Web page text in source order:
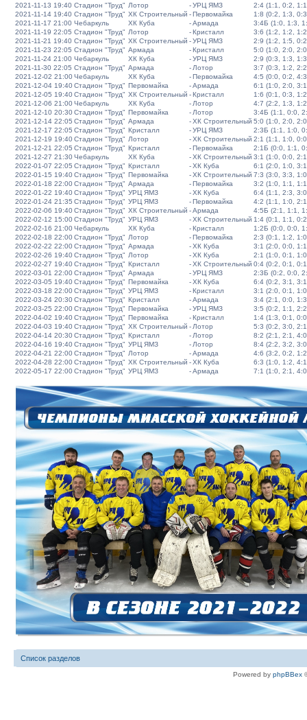
2021-11-13 19:40 Стадион "Труд" Лотор -УРЦ ЯМЗ
2:4 (1:1, 0:2,
2021-11-14 19:40 Стадион "Труд" ХК Строительный -Первомайка
1:8 (0:2, 1:3,
2021-11-17 21:00 Чебаркуль ХК Куба -Армада
3:4Б (1:0, 1:3,
2021-11-19 22:05 Стадион "Труд" Лотор -Кристалл
3:6 (1:2, 1:2,
2021-11-21 19:40 Стадион "Труд" ХК Строительный -УРЦ ЯМЗ
2:9 (1:2, 1:5,
2021-11-23 22:05 Стадион "Труд" Армада -Кристалл
5:0 (1:0, 2:0,
2021-11-24 21:00 Чебаркуль ХК Куба -УРЦ ЯМЗ
2:9 (0:3, 1:3,
2021-11-30 22:05 Стадион "Труд" Армада - Лотор
3:7 (0:3, 1:2,
2021-12-02 21:00Чебаркуль ХК Куба -Первомайка
4:5 (0:0, 0:2,
2021-12-04 19:40Стадион "Труд" Первомайка -Армада
6:1 (1:0, 2:0,
2021-12-05 19:40Стадион "Труд" ХК Строительный -Кристалл
1:6 (0:1, 0:3,
2021-12-06 21:00Чебаркуль ХК Куба - Лотор
4:7 (2:2, 1:3,
2021-12-10 20:30Стадион "Труд" Первомайка - Лотор
3:4Б (1:1, 0:0,
2021-12-14 22:05 Стадион "Труд" Армада -ХК Строительный 5:0 (1:0, 2:0,
2021-12-17 22:05 Стадион "Труд" Кристалл -УРЦ ЯМЗ
2:3Б (1:1, 1:0,
2021-12-19 19:40Стадион "Труд" Лотор -ХК Строительный 2:1 (1:1, 1:0,
2021-12-21 22:05 Стадион "Труд" Кристалл -Первомайка
2:1Б (0:0, 1:1,
2021-12-27 21:30Чебаркуль ХК Куба -ХК Строительный 3:1 (1:0, 0:0,
2022-01-07 22:05 Стадион "Труд" Кристалл -ХК Куба
6:1 (2:0, 1:0,
2022-01-15 19:40Стадион "Труд" Первомайка -ХК Строительный 7:3 (3:0, 3:3,
2022-01-18 22:00Стадион "Труд" Армада -Первомайка
3:2 (1:0, 1:1,
2022-01-22 19:40Стадион "Труд" УРЦ ЯМЗ -ХК Куба
6:4 (1:1, 2:3,
2022-01-24 21:35 Стадион "Труд" УРЦ ЯМЗ -Первомайка
4:2 (1:1, 1:0,
2022-02-06 19:40Стадион "Труд" ХК Строительный -Армада
4:5Б (2:1, 1:1,
2022-02-12 15:00Стадион "Труд" УРЦ ЯМЗ -ХК Строительный 1:4 (0:1, 1:1,
2022-02-16 21:00Чебаркуль ХК Куба -Кристалл
1:2Б (0:0, 0:0,
2022-02-18 22:00Стадион "Труд" Лотор -Первомайка
2:3 (0:1, 1:2,
2022-02-22 22:00Стадион "Труд" Армада -ХК Куба
3:1 (2:0, 0:0,
2022-02-26 19:40Стадион "Труд" Лотор -ХК Куба
2:1 (1:0, 0:1,
2022-02-27 19:40Стадион "Труд" Кристалл -ХК Строительный 0:4 (0:2, 0:1,
2022-03-01 22:00Стадион "Труд" Армада -УРЦ ЯМЗ
2:3Б (0:2, 0:0,
2022-03-05 19:40Стадион "Труд" Первомайка -ХК Куба
6:4 (0:2, 3:1,
2022-03-18 22:00Стадион "Труд" УРЦ ЯМЗ -Кристалл
3:1 (2:0, 0:1,
2022-03-24 20:30Стадион "Труд" Кристалл -Армада
3:4 (2:1, 0:0,
2022-03-25 22:00Стадион "Труд" Первомайка -УРЦ ЯМЗ
3:5 (0:2, 1:1,
2022-04-02 19:40Стадион "Труд" Первомайка -Кристалл
1:4 (1:3, 0:1,
2022-04-03 19:40Стадион "Труд" ХК Строительный - Лотор
5:3 (0:2, 3:0,
2022-04-14 20:30Стадион "Труд" Кристалл - Лотор
8:2 (2:1, 2:1,
2022-04-16 19:40Стадион "Труд" УРЦ ЯМЗ - Лотор
8:4 (2:2, 3:2,
2022-04-21 22:00Стадион "Труд" Лотор -Армада
4:6 (3:2, 0:2,
2022-04-28 22:00Стадион "Труд" ХК Строительный -ХК Куба
6:3 (1:0, 1:2,
2022-05-17 22:00Стадион "Труд" УРЦ ЯМЗ -Армада 7:1 (1:0, 2:1,
Список разделов
Powered by phpBBex